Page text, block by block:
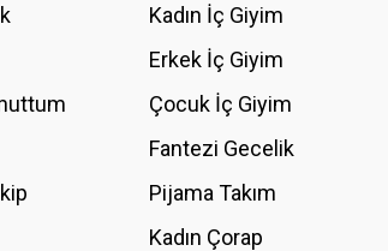
Kadın İç Giyim
Erkek İç Giyim
Çocuk İç Giyim
Fantezi Gecelik
Pijama Takım
Kadın Çorap